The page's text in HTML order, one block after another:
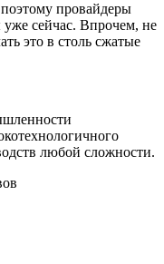
поэтому провайдеры
сейчас. Впрочем, не
это в столь сжатые
любой сложности.